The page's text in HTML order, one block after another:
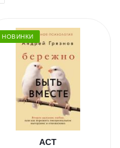
НОВИНКИ
АСТ